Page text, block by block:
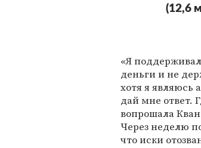
(12,6
«Я
деньги и не
хотя я являюсь
дай мне ответ.
вопрошала
Через неделю
что иски